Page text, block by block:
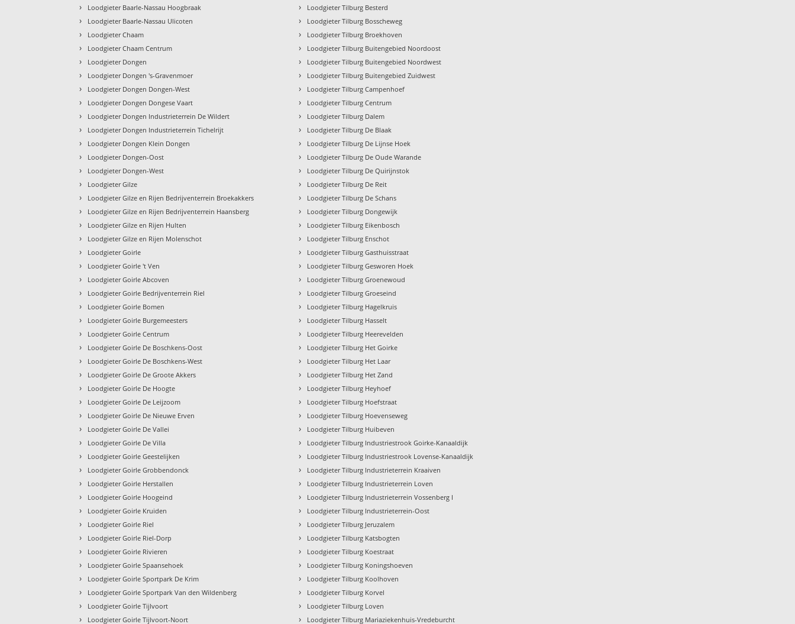
› Loodgieter Baarle-Nassau Hoogbraak
› Loodgieter Baarle-Nassau Ulicoten
› Loodgieter Chaam
› Loodgieter Chaam Centrum
› Loodgieter Dongen
› Loodgieter Dongen 's-Gravenmoer
› Loodgieter Dongen Dongen-West
› Loodgieter Dongen Dongese Vaart
› Loodgieter Dongen Industrieterrein De Wildert
› Loodgieter Dongen Industrieterrein Tichelrijt
› Loodgieter Dongen Klein Dongen
› Loodgieter Dongen-Oost
› Loodgieter Dongen-West
› Loodgieter Gilze
› Loodgieter Gilze en Rijen Bedrijventerrein Broekakkers
› Loodgieter Gilze en Rijen Bedrijventerrein Haansberg
› Loodgieter Gilze en Rijen Hulten
› Loodgieter Gilze en Rijen Molenschot
› Loodgieter Goirle
› Loodgieter Goirle 't Ven
› Loodgieter Goirle Abcoven
› Loodgieter Goirle Bedrijventerrein Riel
› Loodgieter Goirle Bomen
› Loodgieter Goirle Burgemeesters
› Loodgieter Goirle Centrum
› Loodgieter Goirle De Boschkens-Oost
› Loodgieter Goirle De Boschkens-West
› Loodgieter Goirle De Groote Akkers
› Loodgieter Goirle De Hoogte
› Loodgieter Goirle De Leijzoom
› Loodgieter Goirle De Nieuwe Erven
› Loodgieter Goirle De Vallei
› Loodgieter Goirle De Villa
› Loodgieter Goirle Geestelijken
› Loodgieter Goirle Grobbendonck
› Loodgieter Goirle Herstallen
› Loodgieter Goirle Hoogeind
› Loodgieter Goirle Kruiden
› Loodgieter Goirle Riel
› Loodgieter Goirle Riel-Dorp
› Loodgieter Goirle Rivieren
› Loodgieter Goirle Spaansehoek
› Loodgieter Goirle Sportpark De Krim
› Loodgieter Goirle Sportpark Van den Wildenberg
› Loodgieter Goirle Tijlvoort
› Loodgieter Goirle Tijlvoort-Noort
› Loodgieter Tilburg Besterd
› Loodgieter Tilburg Bosscheweg
› Loodgieter Tilburg Broekhoven
› Loodgieter Tilburg Buitengebied Noordoost
› Loodgieter Tilburg Buitengebied Noordwest
› Loodgieter Tilburg Buitengebied Zuidwest
› Loodgieter Tilburg Campenhoef
› Loodgieter Tilburg Centrum
› Loodgieter Tilburg Dalem
› Loodgieter Tilburg De Blaak
› Loodgieter Tilburg De Lijnse Hoek
› Loodgieter Tilburg De Oude Warande
› Loodgieter Tilburg De Quirijnstok
› Loodgieter Tilburg De Reit
› Loodgieter Tilburg De Schans
› Loodgieter Tilburg Dongewijk
› Loodgieter Tilburg Eikenbosch
› Loodgieter Tilburg Enschot
› Loodgieter Tilburg Gasthuisstraat
› Loodgieter Tilburg Gesworen Hoek
› Loodgieter Tilburg Groenewoud
› Loodgieter Tilburg Groeseind
› Loodgieter Tilburg Hagelkruis
› Loodgieter Tilburg Hasselt
› Loodgieter Tilburg Heerevelden
› Loodgieter Tilburg Het Goirke
› Loodgieter Tilburg Het Laar
› Loodgieter Tilburg Het Zand
› Loodgieter Tilburg Heyhoef
› Loodgieter Tilburg Hoefstraat
› Loodgieter Tilburg Hoevenseweg
› Loodgieter Tilburg Huibeven
› Loodgieter Tilburg Industriestrook Goirke-Kanaaldijk
› Loodgieter Tilburg Industriestrook Lovense-Kanaaldijk
› Loodgieter Tilburg Industrieterrein Kraaiven
› Loodgieter Tilburg Industrieterrein Loven
› Loodgieter Tilburg Industrieterrein Vossenberg I
› Loodgieter Tilburg Industrieterrein-Oost
› Loodgieter Tilburg Jeruzalem
› Loodgieter Tilburg Katsbogten
› Loodgieter Tilburg Koestraat
› Loodgieter Tilburg Koningshoeven
› Loodgieter Tilburg Koolhoven
› Loodgieter Tilburg Korvel
› Loodgieter Tilburg Loven
› Loodgieter Tilburg Mariaziekenhuis-Vredeburcht